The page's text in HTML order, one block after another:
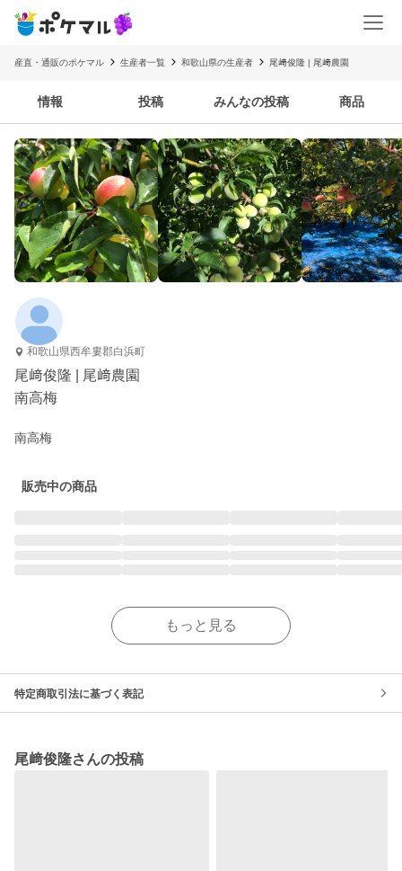
産直・通販のポケマル 生産者一覧 和歌山県の生産者 尾﨑俊隆 | 尾﨑農園
情報 投稿 みんなの投稿 商品
和歌山県西牟婁郡白浜町
尾﨑俊隆 | 尾﨑農園
南高梅
南高梅
販売中の商品
もっと見る
特定商取引法に基づく表記
尾﨑俊隆さんの投稿